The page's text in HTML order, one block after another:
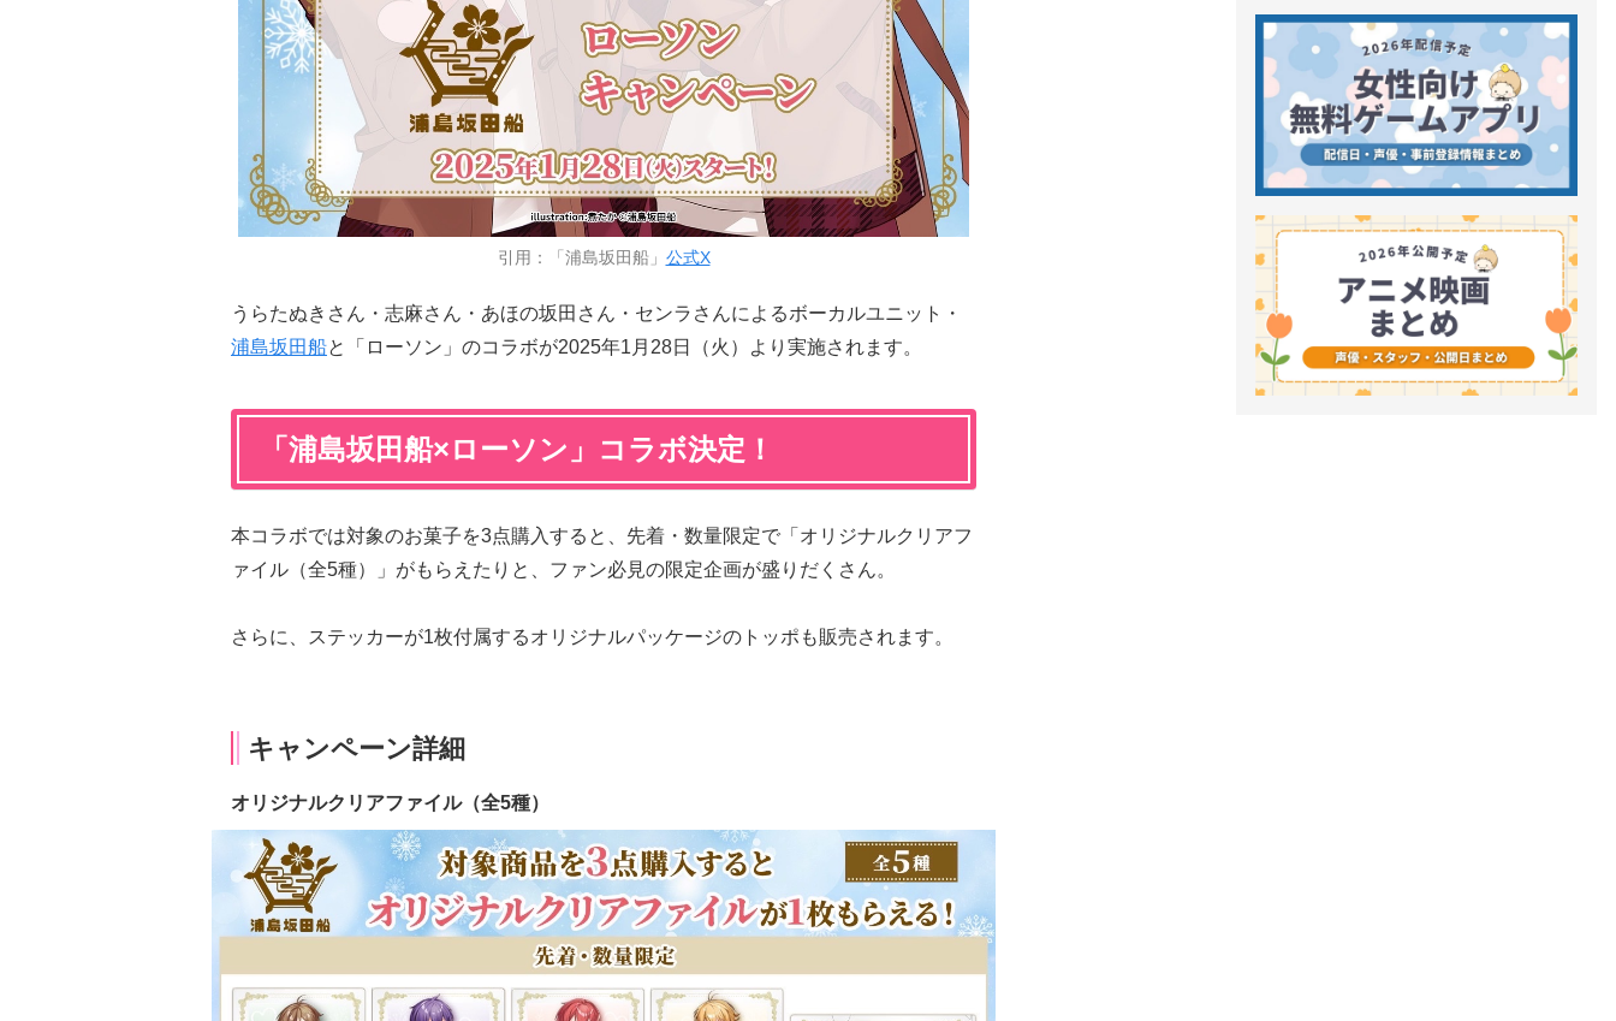
引用：「浦島坂田船」 公式X
うらたぬきさん・志麻さん・あほの坂田さん・センラさんによるボーカルユニット・
浦島坂田船と「ローソン」のコラボが2025年1月28日（火）より実施されます。
「浦島坂田船×ローソン」コラボ決定！
本コラボでは対象のお菓子を3点購入すると、先着・数量限定で「オリジナルクリアフ
ァイル（全5種）」がもらえたりと、ファン必見の限定企画が盛りだくさん。
さらに、ステッカーが1枚付属するオリジナルパッケージのトッポも販売されます。
キャンペーン詳細
オリジナルクリアファイル（全5種）